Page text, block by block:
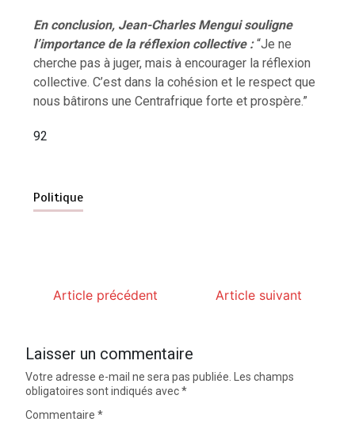
En conclusion, Jean-Charles Mengui souligne
l’importance de la réflexion collective :“Je ne
cherche pas à juger, mais à encourager la réflexion
collective. C’est dans la cohésion et le respect que
nous bâtirons une Centrafrique forte et prospère.”
92
Politique
Article précédent Article suivant
Laisser un commentaire
Votre adresse e-mail ne sera pas publiée. Les champs
obligatoires sont indiqués avec*
Commentaire*